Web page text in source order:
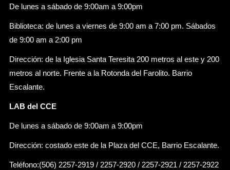
De lunes a sábado de 9:00am a 9:00pm
Biblioteca: de lunes a viernes de 9:00 am a 7:00 pm. Sábados
de 9:00 am a 2:00 pm
Dirección: de la Iglesia Santa Teresita 200 metros al este y 200
metros al norte. Frente a la Rotonda del Farolito. Barrio
Escalante.
LAB del CCE
De lunes a sábado de 9:00am a 9:00pm
Dirección: costado este de la Plaza del CCE, Barrio Escalante.
Teléfono:(506) 2257-2919 / 2257-2920 / 2257-2921 / 2257-2922